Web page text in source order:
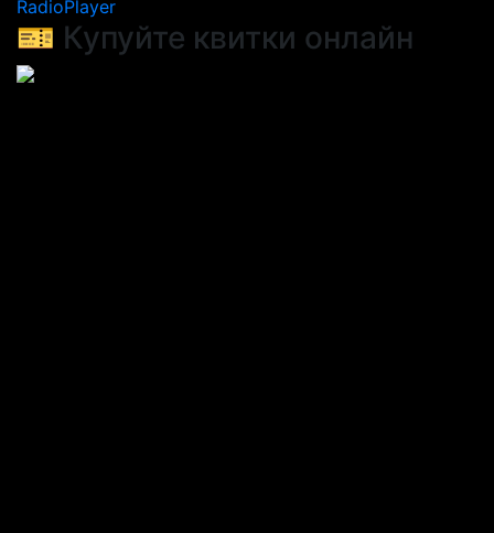
RadioPlayer
🎫 Купуйте квитки онлайн